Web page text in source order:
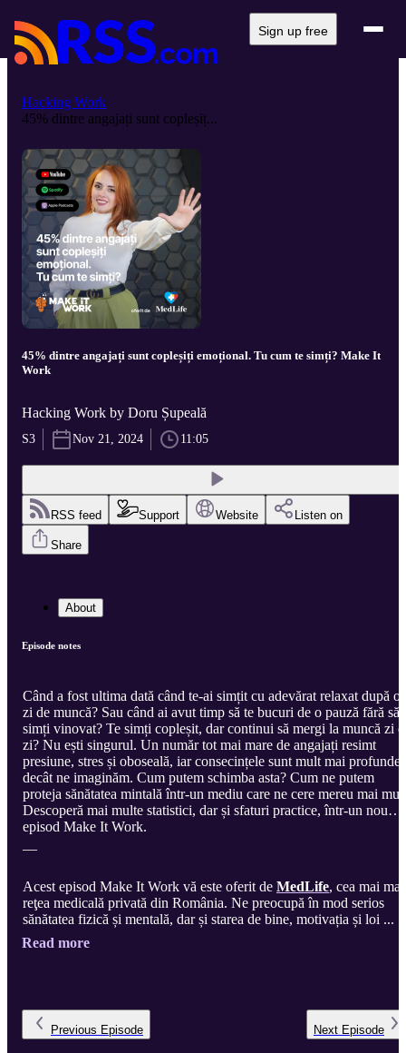
Sign up free
Hacking Work
45% dintre angajați sunt copleșiț...
45% dintre angajați sunt copleșiți emoțional. Tu cum te simți? Make It
Work
Hacking Work by Doru Șupeală
S3 Nov 21, 2024 11:05
RSS feed Support Website Listen on
Share
About
Episode notes
Când a fost ultima dată când te-ai simțit cu adevărat relaxat după o
zi de muncă? Sau când ai avut timp să te bucuri de o pauză fără să
simți vinovat? Te simți copleșit, dar continui să mergi la muncă zi
zi? Nu ești singurul. Un număr tot mai mare de angajați resimt
presiune, stres și oboseală, iar consecințele sunt mult mai profunde
decât ne imaginăm. Cum putem schimba asta? Cum ne putem
proteja sănătatea mintală într-un mediu care ne cere mereu mai
Descoperă mai multe statistici, dar și sfaturi practice, într-un nou
episod Make It Work.
—
Acest episod Make It Work vă este oferit de MedLife, cea mai
reţea medicală privată din România. Ne preocupă în mod serios
sănătatea fizică și mentală, dar și starea de bine, motivația și loi ...
Read more
Previous Episode Next Episode